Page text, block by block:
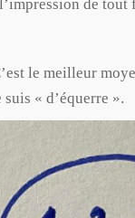
de tout
le meilleur
« d’équerre ».